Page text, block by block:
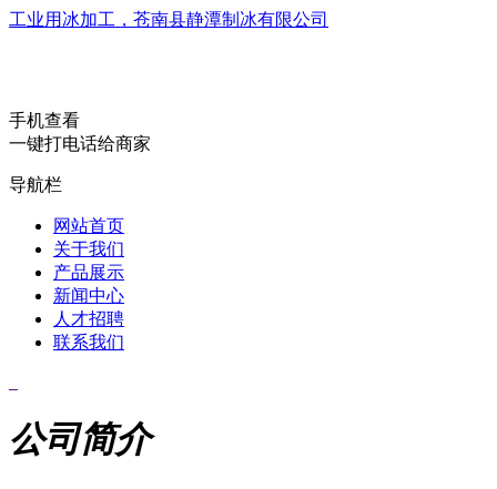
工业用冰加工，苍南县静潭制冰有限公司
手机查看
一键打电话给商家
导航栏
网站首页
关于我们
产品展示
新闻中心
人才招聘
联系我们
公司简介